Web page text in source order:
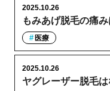
もみあげ脱毛の痛
2025.10.26
医療
ヤグレーザー脱毛
2025.10.26